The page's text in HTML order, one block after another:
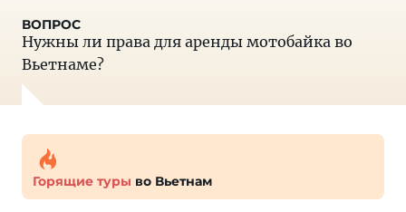
Нужны ли права для аренды мотобайка во
Вьетнаме?
Горящие туры во Вьетнам